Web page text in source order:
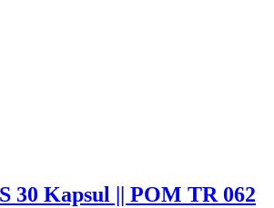
30 Kapsul || POM TR 062